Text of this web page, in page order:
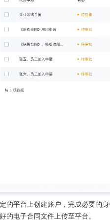
的平台上创建账户，完成必要的
的电子合同文件上传至平台。